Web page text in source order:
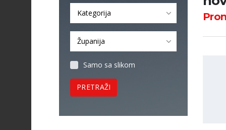
Kategorija
Županija
Samo sa slikom
PRETRAŽI